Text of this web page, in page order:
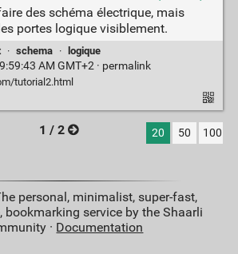
des schéma électrique, mais
portes logique visiblement.
· schema · logique
AM GMT+2 · permalink
tutorial2.html
1 / 2 20 50 100
personal, minimalist, super-fast,
bookmarking service by the Shaarli
· Documentation